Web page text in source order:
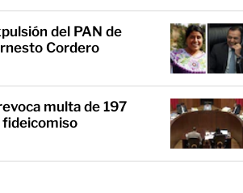
del PAN de
Cordero
multa de 197
fideicomiso